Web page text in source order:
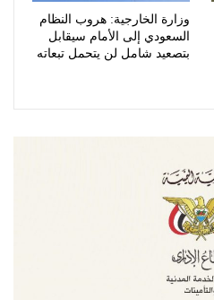
وزارة الخارجية: هروب النظام
السعودي إلى الأمام سيقابل
بتصعيد شامل لن يتحمل تبعاته